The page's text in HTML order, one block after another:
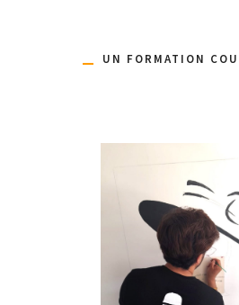
UN FORMATION